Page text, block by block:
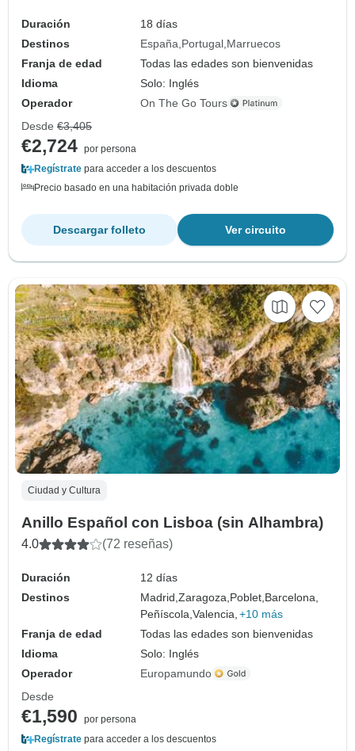
Duración
18 días
Destinos
España Portugal Marruecos
Franja de edad
Todas las edades son bienvenidas
Idioma
Solo: Inglés
Operador
On The Go Tours
Desde €3,405
€2,724 por persona
Regístrate para acceder a los descuentos
Precio basado en una habitación privada doble
Ver circuito
Descargar folleto
Ciudad y Cultura
Anillo Español con Lisboa (sin Alhambra)
4.0 (72 reseñas)
Duración
12 días
Destinos
Madrid,Zaragoza, Poblet, Barcelona,
Peñíscola,Valencia, +10 más
Franja de edad
Todas las edades son bienvenidas
Idioma
Solo: Inglés
Operador
Europamundo
Desde
€1,590
por persona
Regístrate para acceder a los descuentos